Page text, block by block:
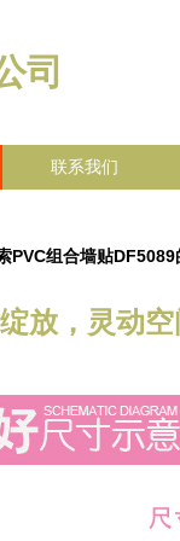
司
联系我们
PVC组合墙贴DF5089
放，灵动